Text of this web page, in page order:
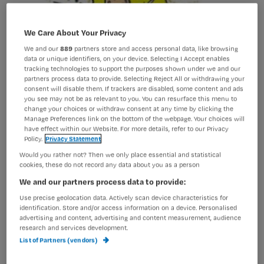
Nursing Challenge: wat valt er te winnen?
De verpleegkundige die de toetsen het
best heeft gemaakt en de finale met
glans heeft doorstaan, wint de titel
Nursing Verpleegkundige van het Jaar
We Care About Your Privacy
We and our889 partners store and access personal data, like browsing
data or unique identifiers, on your device. Selecting I Accept enables
tracking technologies to support the purposes shown under we and our
partners process data to provide. Selecting Reject All or withdrawing your
consent will disable them. If trackers are disabled, some content and ads
you see may not be as relevant to you. You can resurface this menu to
change your choices or withdraw consent at any time by clicking the
Manage Preferences link on the bottom of the webpage. Your choices will
have effect within our Website. For more details, refer to our Privacy
Policy. Privacy Statement
Would you rather not? Then we only place essential and statistical
cookies, these do not record any data about you as a person
We and our partners process data to provide:
Use precise geolocation data. Actively scan device characteristics for
identification. Store and/or access information on a device. Personalised
advertising and content, advertising and content measurement, audience
research and services development.
List of Partners (vendors)